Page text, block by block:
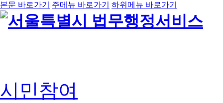
본문 바로가기 주메뉴 바로가기 하위메뉴 바로가기
시민참여